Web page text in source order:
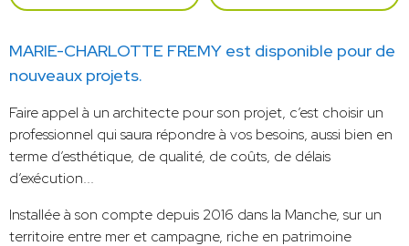
MARIE-CHARLOTTE FREMY est disponible pour de
nouveaux projets.
Faire appel à un architecte pour son projet, c’est choisir un
professionnel qui saura répondre à vos besoins, aussi bien en
terme d’esthétique, de qualité, de coûts, de délais
d’exécution...
Installée à son compte depuis 2016 dans la Manche, sur un
territoire entre mer et campagne, riche en patrimoine